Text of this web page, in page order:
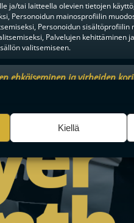
ja/tai laitteella olevien tietojen
Personoidun mainosprofiilin
Personoidun sisältöprofiilin
Palvelujen kehittäminen
valitsemiseen.
ehkäiseminen ja virheiden
jakelu, Tallenna ja ilmaise
Kiellä